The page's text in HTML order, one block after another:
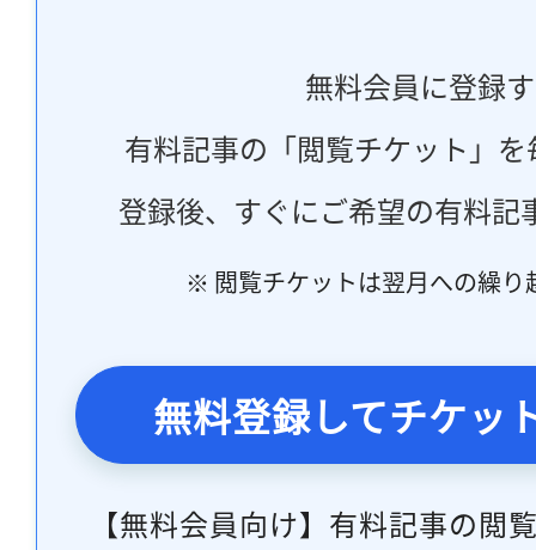
無料会員に登録
有料記事の「閲覧チケット」
登録後、すぐにご希望の有料記
※ 閲覧チケットは翌月への繰り
無料登録してチケッ
【無料会員向け】有料記事の閲